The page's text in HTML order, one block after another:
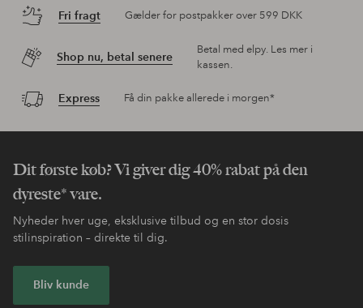
Fri fragt Gælder for postpakker over 599 DKK
Shop nu, betal senere
Betal med elpy. Les mer i
kassen.
Express Få din pakke allerede i morgen*
Dit første køb? Vi giver dig 40% rabat på den
dyreste* vare.
Nyheder hver uge, eksklusive tilbud og en stor dosis
stilinspiration – direkte til dig.
Bliv kunde